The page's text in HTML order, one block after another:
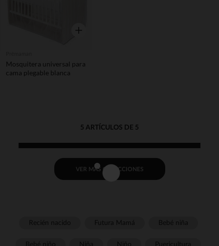
Vista rápida
Mosquitera universal para
cama plegable blanca
5 ARTÍCULOS DE 5
VER MÁS COLECCIONES